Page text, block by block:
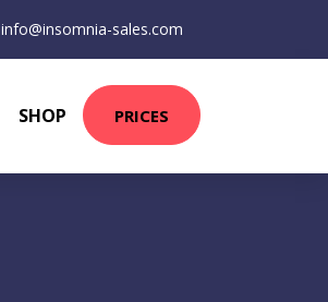
info@insomnia-sales.com
SHOP PRICES